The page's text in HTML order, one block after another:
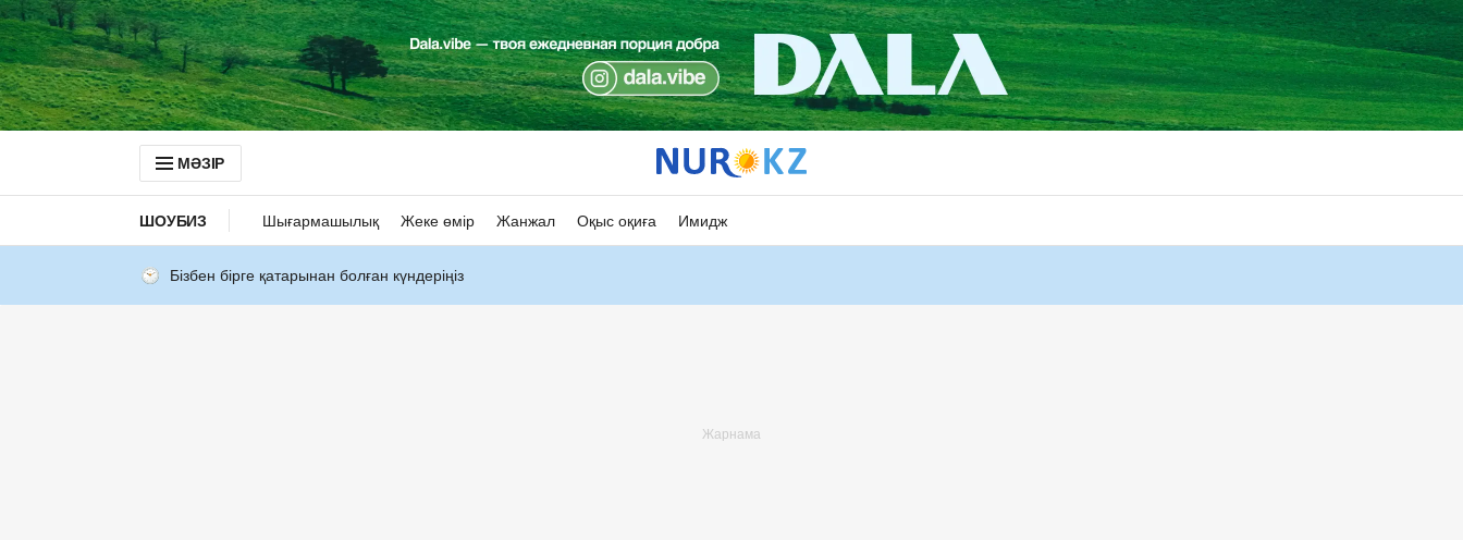
МӘЗІР
ШОУБИЗ Шығармашылық Жеке өмір Жанжал Оқыс оқиға Имидж
Бізбен бірге қатарынан болған күндеріңіз